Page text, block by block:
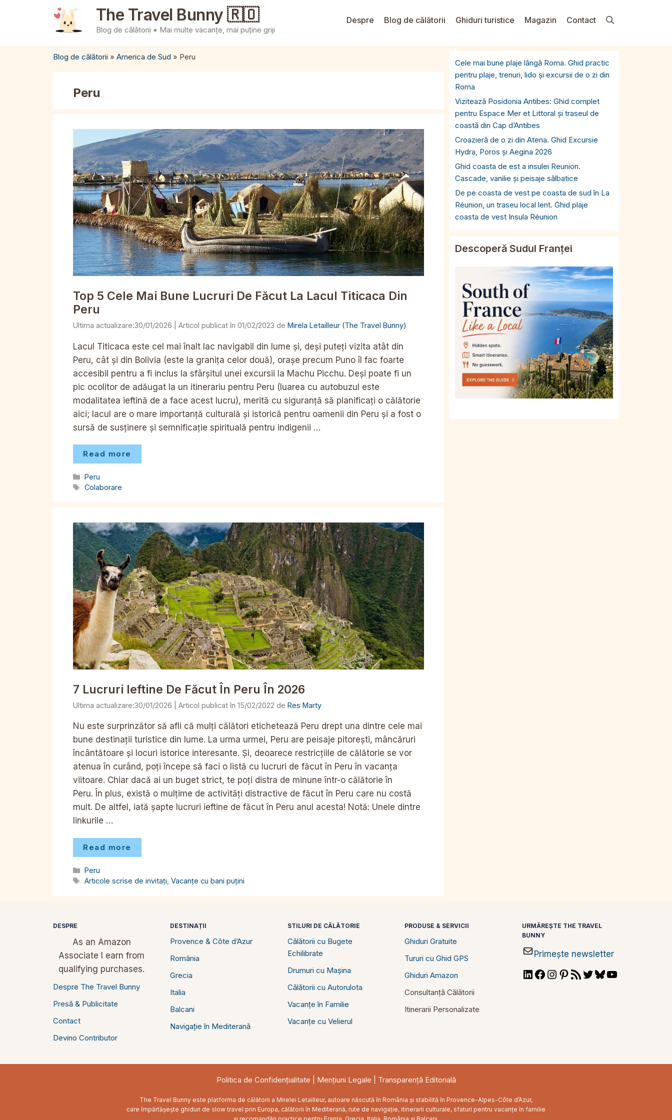
The Travel Bunny 🇷🇴
Blog de călătorii • Mai multe vacanțe, mai puține griji
Despre Blog de călătorii Ghiduri turistice Magazin Contact
Blog de călătorii » America de Sud » Peru
Peru
Top 5 Cele Mai Bune Lucruri De Făcut La Lacul Titicaca Din
Peru
30/01/2026 01/02/2023 de Mirela Letailleur (The Travel Bunny)
Lacul Titicaca este cel mai înalt lac navigabil din lume și, deși puteți vizita atât din
Peru, cât și din Bolivia (este la granița celor două), orașe precum Puno îl fac foarte
accesibil pentru a fi inclus la sfârșitul unei excursii la Machu Picchu. Deși poate fi un
pic ocolitor de adăugat la un itinerariu pentru Peru (luarea cu autobuzul este
modalitatea ieftină de a face acest lucru), merită cu siguranță să planificați o călătorie
aici; lacul are o mare importanță culturală și istorică pentru oamenii din Peru și a fost o
sursă de susținere și semnificație spirituală pentru indigenii …
Read more
Categorii
Peru
Etichete
Colaborare
7 Lucruri Ieftine De Făcut În Peru În 2026
30/01/2026 15/02/2022 de Res Marty
Nu este surprinzător să afli că mulți călători etichetează Peru drept una dintre cele mai
bune destinații turistice din lume. La urma urmei, Peru are peisaje pitorești, mâncăruri
încântătoare și locuri istorice interesante. Și, deoarece restricțiile de călătorie se vor
atenua în curând, poți începe să faci o listă cu lucruri de făcut în Peru în vacanța
viitoare. Chiar dacă ai un buget strict, te poți distra de minune într-o călătorie în
Peru. În plus, există o mulțime de activități distractive de făcut în Peru care nu costă
mult. De altfel, iată șapte lucruri ieftine de făcut în Peru anul acesta! Notă: Unele dintre
linkurile …
Read more
Categorii
Peru
Etichete
Articole scrise de invitați ,Vacanțe cu bani puțini
Cele mai bune plaje lângă Roma. Ghid practic
pentru plaje, trenuri, lido și excursii de o zi din
Roma
Vizitează Posidonia Antibes: Ghid complet
pentru Espace Mer et Littoral și traseul de
coastă din Cap d’Antibes
Croazieră de o zi din Atena. Ghid Excursie
Hydra, Poros și Aegina 2026
Ghid coasta de est a insulei Reunion.
Cascade, vanilie și peisaje sălbatice
De pe coasta de vest pe coasta de sud în La
Réunion, un traseu local lent. Ghid plaje
coasta de vest Insula Réunion
Descoperă Sudul Franței
DESPRE
As an Amazon
Associate I earn from
qualifying purchases.
Despre The Travel Bunny
Presă & Publicitate
Contact
Devino Contributor
DESTINAȚII
Provence & Côte d’Azur
România
Grecia
Italia
Balcani
Navigație în Mediterană
STILURI DE CĂLĂTORIE
Călătorii cu Bugete
Echilibrate
Drumuri cu Mașina
Călătorii cu Autorulota
Vacanțe în Familie
Vacanțe cu Velierul
PRODUSE & SERVICII
Ghiduri Gratuite
Tururi cu Ghid GPS
Ghiduri Amazon
Consultanță Călătorii
Itinerarii Personalizate
URMĂREȘTE THE TRAVEL
BUNNY
Primește newsletter
LinkedIn
Facebook
Instagram
Pinterest
RSSTwitterBluesky
Politica de Confidențialitate Mențiuni Legale Transparență Editorială
The Travel Bunny este platforma de călătorii a Mirelei Letailleur, autoare născută în România și stabilită în Provence-Alpes-Côte d’Azur,
care împărtășește ghiduri de slow travel prin Europa, călătorii în Mediterană, rute de navigație, itinerarii culturale, sfaturi pentru vacanțe în familie